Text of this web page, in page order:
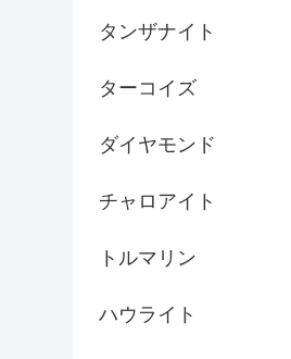
タンザナイト
ターコイズ
ダイヤモンド
チャロアイト
トルマリン
ハウライト